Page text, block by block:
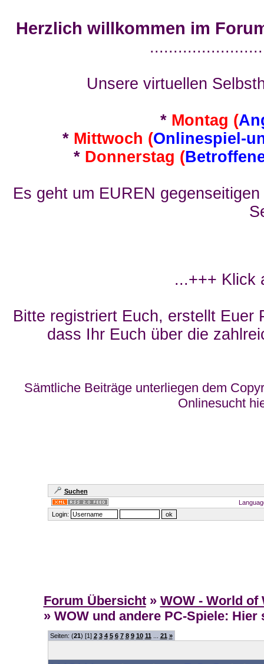
Herzlich willkommen im
Unsere virtuellen
* Montag (
* Mittwoch (Onlinespiel-
* Donnerstag (
Es geht um EUREN
...+++ Klick
Bitte registriert Euch, erstellt Euer
dass Ihr Euch über die
Sämtliche Beiträge unterliegen dem
Onlinesucht
Suchen
Login:
Forum Übersicht » WOW - World of
» WOW und andere PC-Spiele:
Seiten: (21) [1] 2 3 4 5 6 7 8 9 10 11 21 »